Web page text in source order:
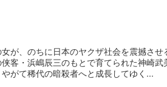
が、のちに日本のヤクザ社会を震撼させ
客・浜嶋辰三のもとで育てられた神崎武
がて稀代の暗殺者へと成長してゆく...